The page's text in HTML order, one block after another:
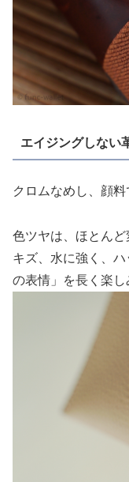
エイジングしない
クロムなめし、顔
色ツヤは、ほとんど
キズ、水に強く、
の表情」を長く楽し